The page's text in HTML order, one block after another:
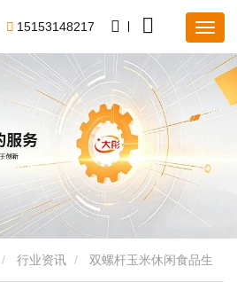
15153148217
行业资讯